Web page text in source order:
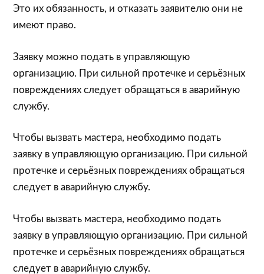
Это их обязанность, и отказать заявителю они не
имеют право.
Заявку можно подать в управляющую
организацию. При сильной протечке и серьёзных
повреждениях следует обращаться в аварийную
службу.
Чтобы вызвать мастера, необходимо подать
заявку в управляющую организацию. При сильной
протечке и серьёзных повреждениях обращаться
следует в аварийную службу.
Чтобы вызвать мастера, необходимо подать
заявку в управляющую организацию. При сильной
протечке и серьёзных повреждениях обращаться
следует в аварийную службу.